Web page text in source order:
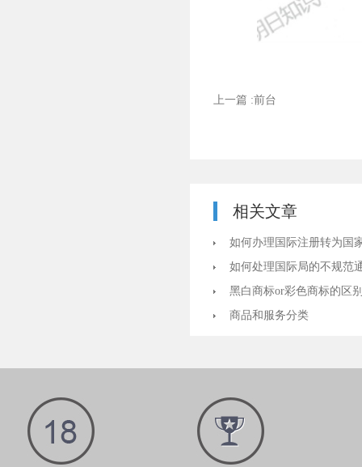
上一篇 :前台
相关文章
如何办理国际注册转为国
如何处理国际局的不规范
黑白商标or彩色商标的区
商品和服务分类